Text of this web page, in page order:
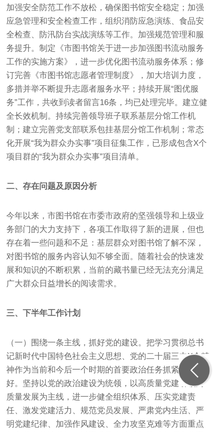
加强安全防范工作不放松，确保图书馆安全稳定；加强
应急管理和安全检查工作，组织消防应急演练、食品安
全检查、防汛防台实战演练等工作。加强规范管理和服
务提升。制定《市图书馆关于进一步加强图书流动服务
工作的实施方案》，进一步优化图书流动服务体系；修
订完善《市图书馆志愿者管理制度》，加大培训力度，
多措并举不断提升志愿者服务水平；持续开展“图优服
务”工作，共收到读者留言16条，均已处理完毕。建立健
全长效机制。持续完善领导班子联系基层分馆工作机
制；建立完善党支部联系包挂基层分馆工作机制；常态
化开展“我为群众办实事”项目征集工作，已形成包含X个
项目群的“我为群众办实事”项目清单。
二、存在问题及原因分析
今年以来，市图书馆在市委市政府的坚强领导和上级业
务部门的大力支持下，各项工作取得了新的进展，但也
存在着一些问题和不足：基层群众对图书馆了解不深，
对图书馆的服务内容认知不够全面。随着社会的快速发
展和知识的不断积累，当前的藏书量已经无法充分满足
广大群众日益增长的阅读需求。
三、下半年工作计划
（一）围绕一条主线，抓好党的建设。把学习贯彻总书
记新时代中国特色社会主义思想、党的二十届三中X会精
神作为当前和今后一个时期的首要政治任务抓紧抓实抓
好。坚持以党的政治建设为统领，以高质量党建引领高
质量发展为主线，进一步健全组织体系、压实党建责
任、激发党建活力、规范党员发展、严肃党内生活、严
明党建纪律、加强作风建设、全力攻坚克难等方面重点